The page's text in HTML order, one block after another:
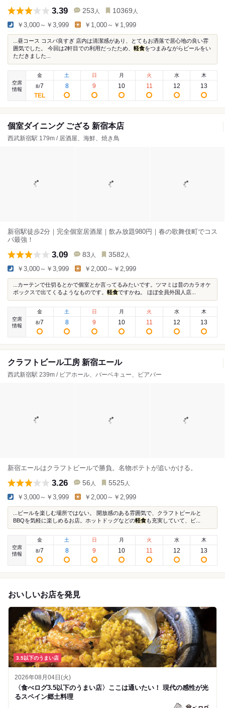
3.39 253 人 10369 人
￥3,000～￥3,999 ￥1,000～￥1,999
...昼コース コスパ良すぎ 店内は清潔感があり、とてもお洒落で居心地の良い雰
囲気でした。 今回は2軒目での利用だったため、 軽食をつまみながらビールをい
ただきました...
空席
情報
金
8/7
土
8
日
9
月
10
火
11
水
12
木
13
個室ダイニング ござる 新宿本店
西武新宿駅 179m / 居酒屋、海鮮、焼き鳥
新宿駅徒歩2分｜完全個室居酒屋｜飲み放題980円｜春の歌舞伎町でコス
パ最強！
3.09 83 人 3582 人
￥3,000～￥3,999 ￥2,000～￥2,999
...カーテンで仕切るとかで個室とか言ってるみたいです。ツマミは昔のカラオケ
ボックスで出てくるようなものです。 軽食ですかね。 ほぼ全員外国人店...
空席
情報
金
8/7
土
8
日
9
月
10
火
11
水
12
木
13
クラフトビール工房 新宿エール
西武新宿駅 239m / ビアホール、バーベキュー、ビアバー
新宿エールはクラフトビールで勝負。名物ポテトが追いかける。
3.26 56 人 5525 人
￥3,000～￥3,999 ￥2,000～￥2,999
...ビールを楽しむ場所ではない。 開放感のある雰囲気で、クラフトビールと
BBQを気軽に楽しめるお店。ホットドッグなどの軽食も充実していて、ビ...
空席
情報
金
8/7
土
8
日
9
月
10
火
11
水
12
木
13
おいしいお店を発見
3.5以下のうまい店
2026年08月04日(火)
〈食べログ3.5以下のうまい店〉ここは通いたい！ 現代の感性が光
るスペイン郷土料理